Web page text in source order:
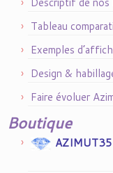
Tableau
Exemples
Design &
Faire évoluer
Boutique